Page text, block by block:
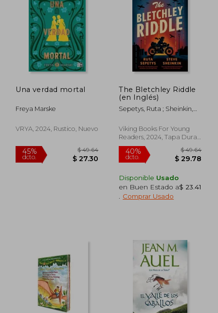
40%
dcto. $
Una verdad mortal
Freya Marske
VRYA, 2024, Rustico, Nuevo
The Bletchley Riddle
(en Inglés)
Sepetys, Ruta ; Sheinkin,
Viking Books For Young
Readers, 2024, Tapa Dura,
Nuevo
Disponible Usado
en Buen Estado a$ 23.41
Comprar Usado